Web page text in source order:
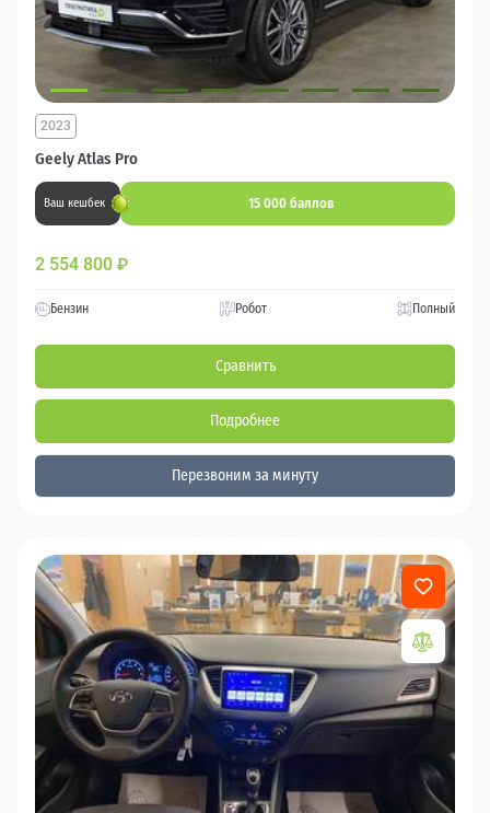
Geely Atlas Pro
2023
Ваш кешбек 15 000 баллов
2 554 800 ₽
Бензин Робот Полный
Сравнить
Подробнее
Перезвоним за минуту